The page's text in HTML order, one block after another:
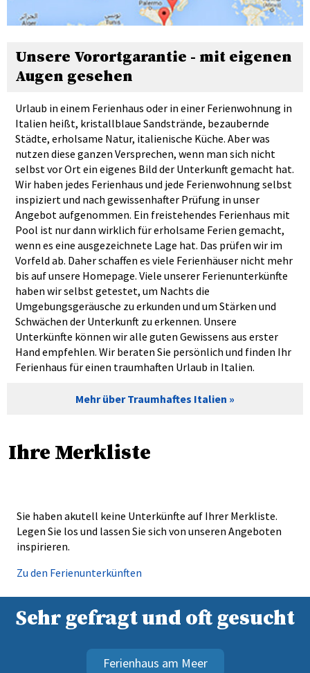
Unsere Vorortgarantie - mit eigenen
Augen gesehen
Urlaub in einem Ferienhaus oder in einer Ferienwohnung in
Italien heißt, kristallblaue Sandstrände, bezaubernde
Städte, erholsame Natur, italienische Küche. Aber was
nutzen diese ganzen Versprechen, wenn man sich nicht
selbst vor Ort ein eigenes Bild der Unterkunft gemacht hat.
Wir haben jedes Ferienhaus und jede Ferienwohnung selbst
inspiziert und nach gewissenhafter Prüfung in unser
Angebot aufgenommen. Ein freistehendes Ferienhaus mit
Pool ist nur dann wirklich für erholsame Ferien gemacht,
wenn es eine ausgezeichnete Lage hat. Das prüfen wir im
Vorfeld ab. Daher schaffen es viele Ferienhäuser nicht mehr
bis auf unsere Homepage. Viele unserer Ferienunterkünfte
haben wir selbst getestet, um Nachts die
Umgebungsgeräusche zu erkunden und um Stärken und
Schwächen der Unterkunft zu erkennen. Unsere
Unterkünfte können wir alle guten Gewissens aus erster
Hand empfehlen. Wir beraten Sie persönlich und finden Ihr
Ferienhaus für einen traumhaften Urlaub in Italien.
Mehr über Traumhaftes Italien
Ihre Merkliste
Sie haben akutell keine Unterkünfte auf Ihrer Merkliste.
Legen Sie los und lassen Sie sich von unseren Angeboten
inspirieren.
Zu den Ferienunterkünften
Sehr gefragt und oft gesucht
Ferienhaus am Meer